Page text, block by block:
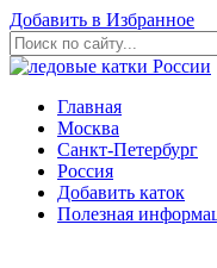
Добавить в Избранное
Главная
Москва
Санкт-Петербург
Россия
Добавить каток
Полезная